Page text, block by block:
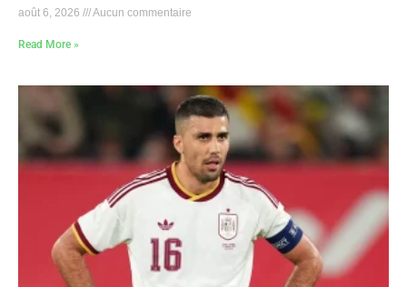
août 6, 2026 Aucun commentaire
Read More »